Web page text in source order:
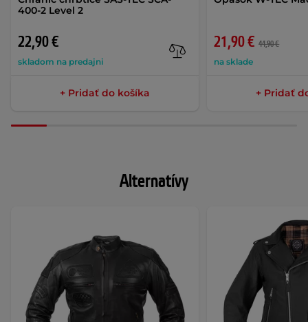
400-2 Level 2
22,90 €
skladom na predajni
+ Pridať do košíka
21,90 € 44,90 €
na sklade
+ Pridať
Alternatívy